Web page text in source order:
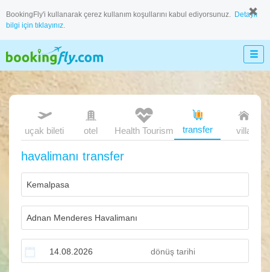
BookingFly'i kullanarak çerez kullanım koşullarını kabul ediyorsunuz. Detaylı
bilgi için tıklayınız.
uçak bileti otel transfer villa
Health Tourism
havalimanı transfer